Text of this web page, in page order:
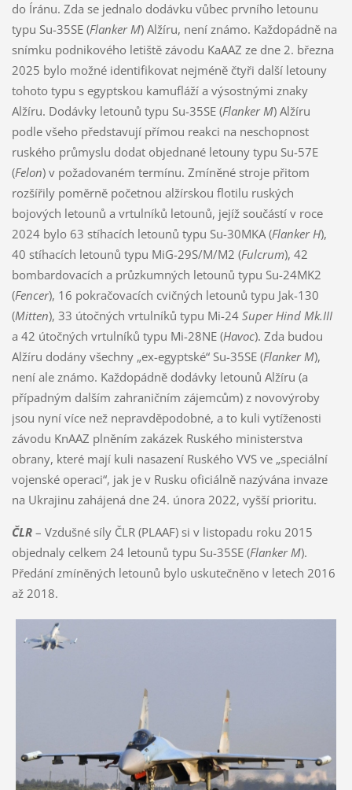
do Íránu. Zda se jednalo dodávku vůbec prvního letounu
typu Su-35SE (Flanker M) Alžíru, není známo. Každopádně na
snímku podnikového letiště závodu KaAAZ ze dne 2. března
2025 bylo možné identifikovat nejméně čtyři další letouny
tohoto typu s egyptskou kamufláží a výsostnými znaky
Alžíru. Dodávky letounů typu Su-35SE (Flanker M) Alžíru
podle všeho představují přímou reakci na neschopnost
ruského průmyslu dodat objednané letouny typu Su-57E
(Felon) v požadovaném termínu. Zmíněné stroje přitom
rozšířily poměrně početnou alžírskou flotilu ruských
bojových letounů a vrtulníků letounů, jejíž součástí v roce
2024 bylo 63 stíhacích letounů typu Su-30MKA (Flanker H),
40 stíhacích letounů typu MiG-29S/M/M2 (Fulcrum), 42
bombardovacích a průzkumných letounů typu Su-24MK2
(Fencer), 16 pokračovacích cvičných letounů typu Jak-130
(Mitten), 33 útočných vrtulníků typu Mi-24 Super Hind Mk.III
a 42 útočných vrtulníků typu Mi-28NE (Havoc). Zda budou
Alžíru dodány všechny „ex-egyptské“ Su-35SE (Flanker M),
není ale známo. Každopádně dodávky letounů Alžíru (a
případným dalším zahraničním zájemcům) z novovýroby
jsou nyní více než nepravděpodobné, a to kuli vytíženosti
závodu KnAAZ plněním zakázek Ruského ministerstva
obrany, které mají kuli nasazení Ruského VVS ve „speciální
vojenské operaci“, jak je v Rusku oficiálně nazývána invaze
na Ukrajinu zahájená dne 24. února 2022, vyšší prioritu.
ČLR – Vzdušné síly ČLR (PLAAF) si v listopadu roku 2015
objednaly celkem 24 letounů typu Su-35SE (Flanker M).
Předání zmíněných letounů bylo uskutečněno v letech 2016
až 2018.